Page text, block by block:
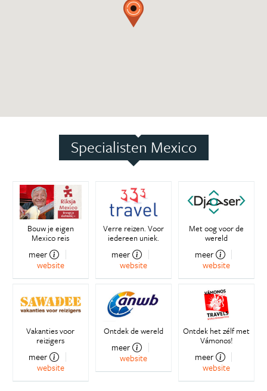
Specialisten Mexico
Bouw je eigen
Mexico reis
meer
website
Verre reizen. Voor
iedereen uniek.
meer
website
Met oog voor de
wereld
meer
website
Vakanties voor
reizigers
meer
website
Ontdek de wereld
meer
website
Ontdek het zélf met
Vámonos!
meer
website